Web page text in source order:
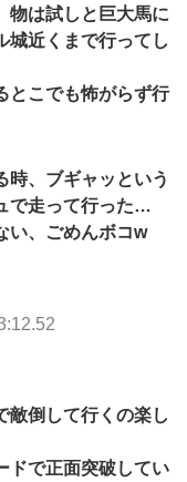
物は試しと巨大馬に
城近くまで行ってし
とこでも怖がらず行
時、ブギャッという
で走って行った…
い、ごめんボコw
敵倒して行くの楽し
ドで正面突破してい